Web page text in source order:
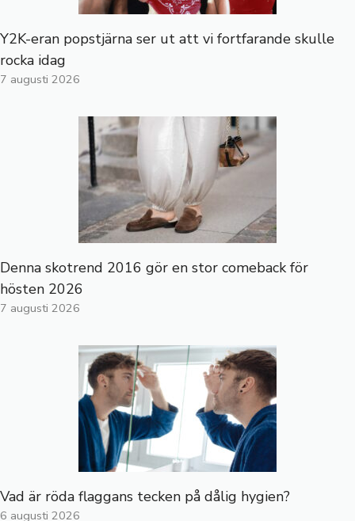
Y2K-eran popstjärna ser ut att vi fortfarande skulle
rocka idag
7 augusti 2026
Denna skotrend 2016 gör en stor comeback för
hösten 2026
7 augusti 2026
Vad är röda flaggans tecken på dålig hygien?
6 augusti 2026